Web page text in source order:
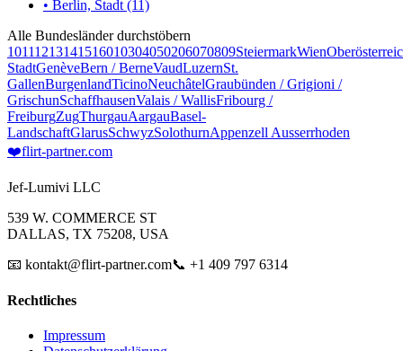
• Berlin, Stadt (11)
Alle Bundesländer durchstöbern
10111213141516010304050206070809SteiermarkWien
StadtGenèveBern / BerneVaudLuzernSt.
GallenBurgenlandTicinoNeuchâtelGraubünden / Grigioni /
GrischunSchaffhausenValais / WallisFribourg /
FreiburgZugThurgauAargauBasel-
LandschaftGlarusSchwyzSolothurnAppenzell Ausserrhoden
❤️flirt-partner.com
Jef-Lumivi LLC
539 W. COMMERCE ST
DALLAS, TX 75208, USA
📧 kontakt@flirt-partner.com📞 +1 409 797 6314
Rechtliches
Impressum